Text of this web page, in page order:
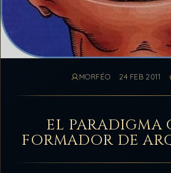
MORFÉO 24 FEB 2011
EL PARADIGMA
FORMADOR DE